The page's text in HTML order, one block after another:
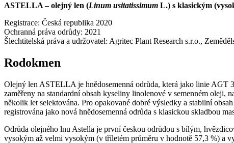
ASTELLA – olejný len (Linum usitatissimum L.) s klasickým
Registrace: Česká republika 2020
Ochranná práva odrůdy: 2021
Šlechtitelská práva a udržovatel: Agritec Plant Research s.r.o.,
Rodokmen
Olejný len ASTELLA je hnědosemenná odrůda, která jako linie AGT
zaměřeny na standardní obsah kyseliny linolenové v semenném
několik let selektována. Pro opakované dobré výsledky a stabilní
registrována jako nová hnědosemenná odrůda s klasickou skladbou
Odrůda olejného lnu Astella je první českou odrůdou s bílým,
vysokým až velmi vysokým (v tříletém průměru v hodnotě 57,3 %) a